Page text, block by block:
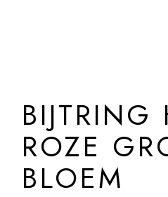
BIJTRING
ROZE
BLOEM